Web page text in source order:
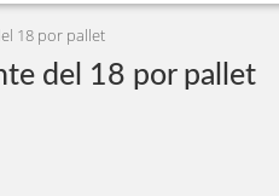
18 por pallet
del 18 por pallet